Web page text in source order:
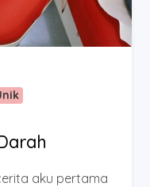
aku pertama